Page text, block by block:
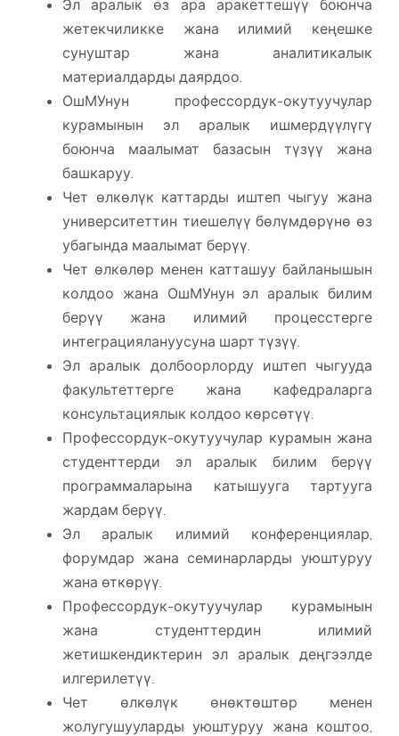
Эл аралык өз ара аракеттешүү боюнча
жетекчиликке жана илимий кеңешке
сунуштар жана аналитикалык
материалдарды даярдоо.
ОшМУнун профессордук-окутуучулар
курамынын эл аралык ишмердүүлүгү
боюнча маалымат базасын түзүү жана
башкаруу.
Чет өлкөлүк каттарды иштеп чыгуу жана
университеттин тиешелүү бөлүмдөрүнө өз
убагында маалымат берүү.
Чет өлкөлөр менен катташуу байланышын
колдоо жана ОшМУнун эл аралык билим
берүү жана илимий процесстерге
интеграциялануусуна шарт түзүү.
Эл аралык долбоорлорду иштеп чыгууда
факультеттерге жана кафедраларга
консультациялык колдоо көрсөтүү.
Профессордук-окутуучулар курамын жана
студенттерди эл аралык билим берүү
программаларына катышууга тартууга
жардам берүү.
Эл аралык илимий конференциялар,
форумдар жана семинарларды уюштуруу
жана өткөрүү.
Профессордук-окутуучулар курамынын
жана студенттердин илимий
жетишкендиктерин эл аралык деңгээлде
илгерилетүү.
Чет өлкөлүк өнөктөштөр менен
жолугушууларды уюштуруу жана коштоо,